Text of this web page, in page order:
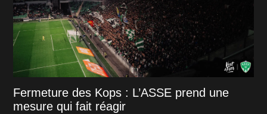
Fermeture des Kops : L’ASSE prend une
mesure qui fait réagir